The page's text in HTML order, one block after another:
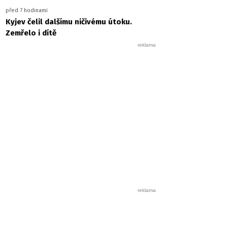
před 7 hodinami
Kyjev čelil dalšímu ničivému útoku.
Zemřelo i dítě